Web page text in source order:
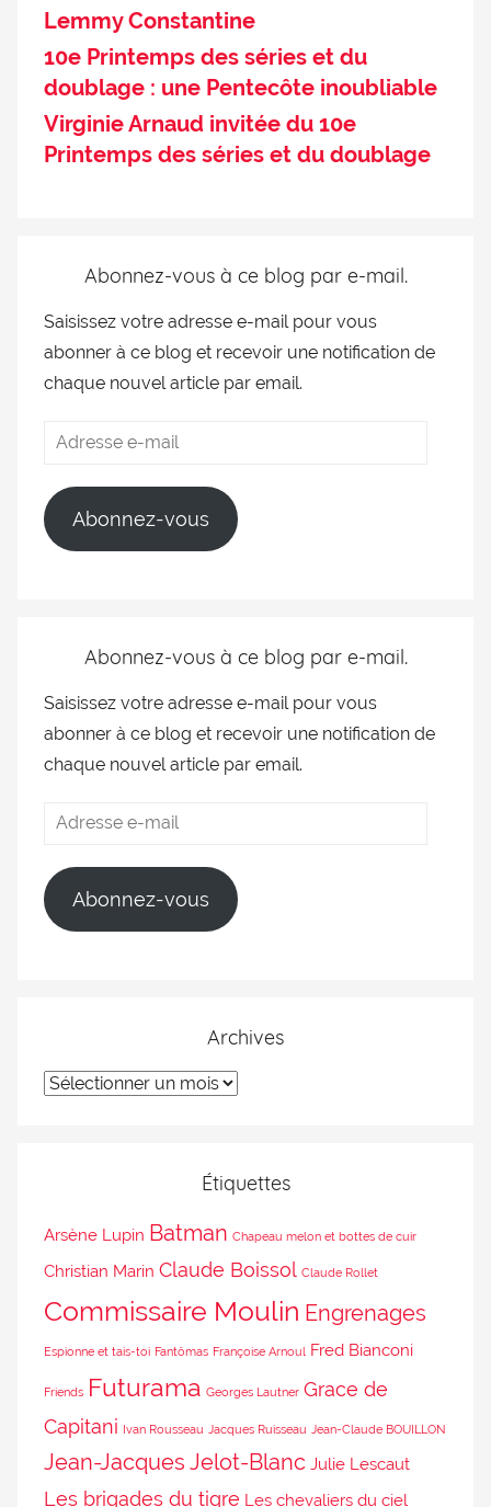
Lemmy Constantine
10e Printemps des séries et du
doublage : une Pentecôte inoubliable
Virginie Arnaud invitée du 10e
Printemps des séries et du doublage
Abonnez-vous à ce blog par e-mail.
Saisissez votre adresse e-mail pour vous
abonner à ce blog et recevoir une notification de
chaque nouvel article par email.
Abonnez-vous
Abonnez-vous à ce blog par e-mail.
Saisissez votre adresse e-mail pour vous
abonner à ce blog et recevoir une notification de
chaque nouvel article par email.
Abonnez-vous
Archives
Étiquettes
Arsène Lupin Batman Chapeau melon et bottes de cuir
Christian Marin Claude Boissol Claude Rollet
Commissaire Moulin Engrenages
Espionne et tais-toi Fantômas Françoise Arnoul Fred Bianconi
Friends Futurama Georges Lautner Grace de
Capitani
Ivan Rousseau Jacques Ruisseau Jean-Claude BOUILLON
Jean-Jacques Jelot-Blanc Julie Lescaut
Les brigades du tigre Les chevaliers du ciel